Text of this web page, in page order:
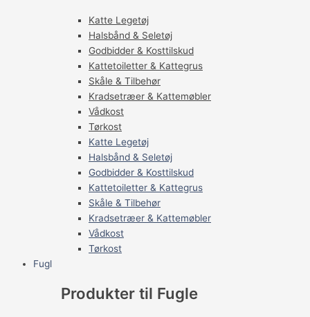
Katte Legetøj
Halsbånd & Seletøj
Godbidder & Kosttilskud
Kattetoiletter & Kattegrus
Skåle & Tilbehør
Kradsetræer & Kattemøbler
Vådkost
Tørkost
Katte Legetøj
Halsbånd & Seletøj
Godbidder & Kosttilskud
Kattetoiletter & Kattegrus
Skåle & Tilbehør
Kradsetræer & Kattemøbler
Vådkost
Tørkost
Fugl
Produkter til Fugle